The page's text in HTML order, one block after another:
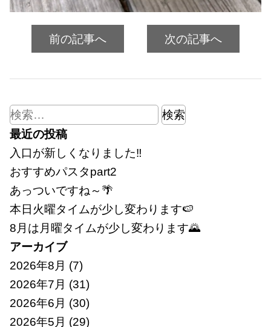
前の記事へ 次の記事へ
検
索:
最近の投稿
入口が新しくなりました‼
おすすめパスタpart2
あっついですね～🌴
本日火曜タイムが少し変わります🍉
8月は月曜タイムが少し変わります🌄
アーカイブ
2026年8月 (7)
2026年7月 (31)
2026年6月 (30)
2026年5月 (29)